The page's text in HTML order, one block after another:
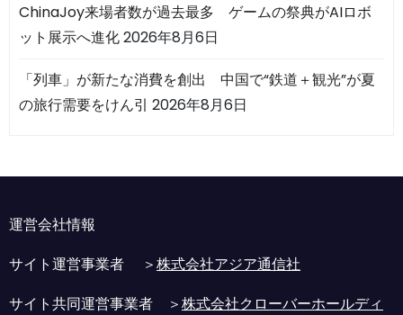
ChinaJoy来場者数が過去最多 ゲームの祭典がAIロボ
ット展示へ進化2026年8月6日
「列車」が新たな消費を創出 中国で“鉄道＋観光”が夏
の旅行需要をけん引 2026年8月6日
運営会社情報
サイト運営事業者 ＞株式会社アジア通信社
サイト共同運営事業者 ＞株式会社クローバーホールディ